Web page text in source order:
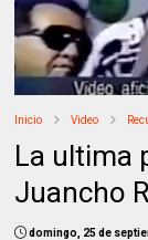
Inicio Video
La ultima
Juancho
domingo, 25 de